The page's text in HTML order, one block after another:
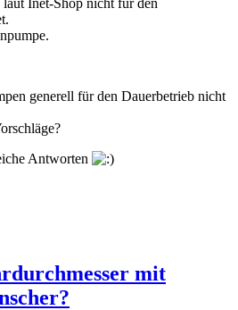
generell für den Dauerbetrieb nicht
Antworten
mit